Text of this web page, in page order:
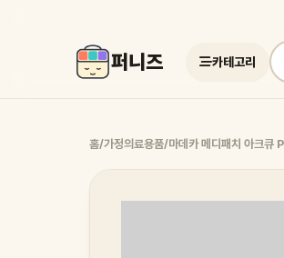
퍼니즈 카테고리
홈/가정의료용품/마데카 메디패치 아크큐